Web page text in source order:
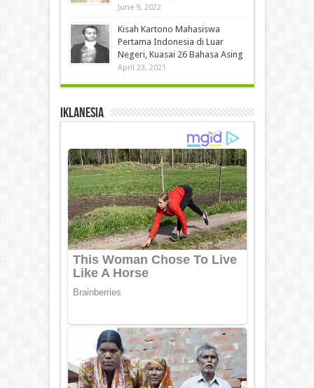
June 9, 2022
Kisah Kartono Mahasiswa
Pertama Indonesia di Luar
Negeri, Kuasai 26 Bahasa Asing
April 23, 2021
IKLANESIA